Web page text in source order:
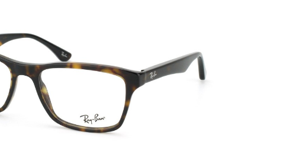
ĐỐI TÁC CHÍNH THỨC CỦA RAY-
BAN TẠI VIỆT NAM